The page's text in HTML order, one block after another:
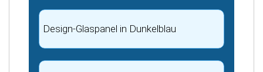
Design-Glaspanel in Dunkelblau